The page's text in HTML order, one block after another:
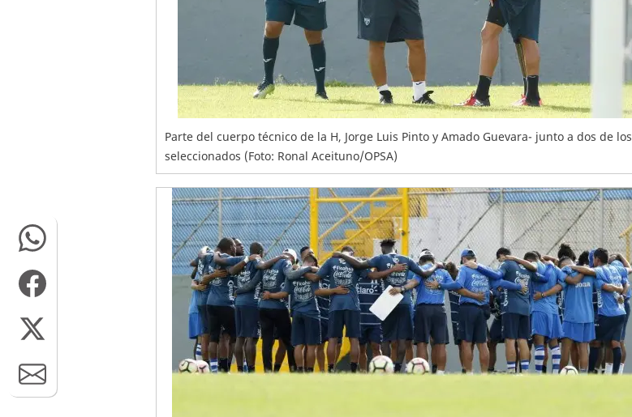
Parte del cuerpo técnico de la H, Jorge Luis Pinto y Amado Guevara- junto a dos de los
seleccionados (Foto: Ronal Aceituno/OPSA)